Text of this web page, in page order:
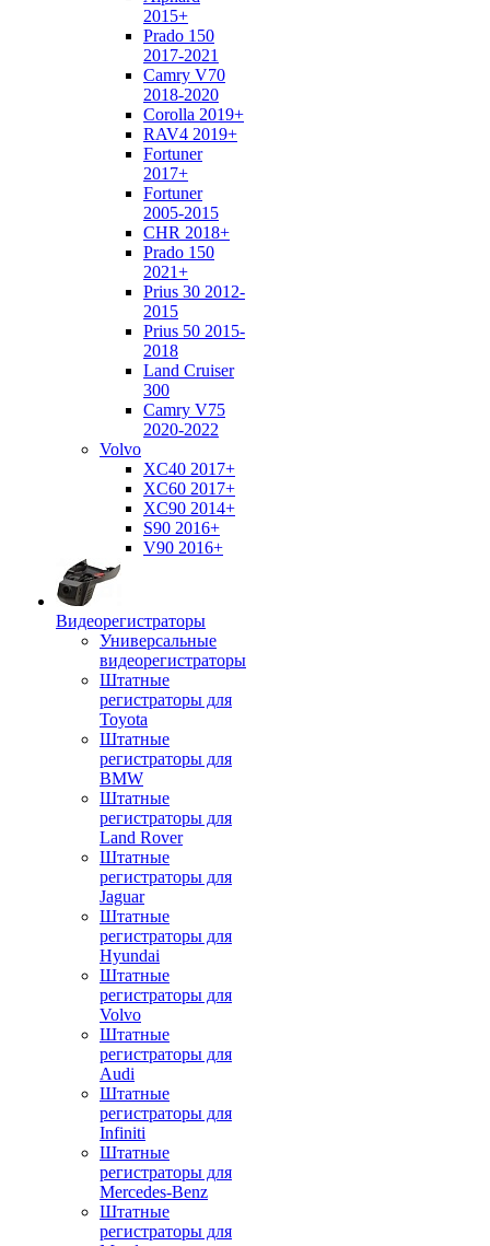
2015+
Prado 150
2017-2021
Camry V70
2018-2020
Corolla 2019+
RAV4 2019+
Fortuner
2017+
Fortuner
2005-2015
CHR 2018+
Prado 150
2021+
Prius 30 2012-
2015
Prius 50 2015-
2018
Land Cruiser
300
Camry V75
2020-2022
Volvo
XC40 2017+
XC60 2017+
XC90 2014+
S90 2016+
V90 2016+
Видеорегистраторы
Универсальные
видеорегистраторы
Штатные
регистраторы для
Toyota
Штатные
регистраторы для
BMW
Штатные
регистраторы для
Land Rover
Штатные
регистраторы для
Jaguar
Штатные
регистраторы для
Hyundai
Штатные
регистраторы для
Volvo
Штатные
регистраторы для
Audi
Штатные
регистраторы для
Infiniti
Штатные
регистраторы для
Mercedes-Benz
Штатные
регистраторы для